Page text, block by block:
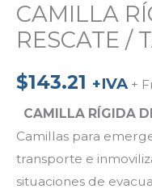
CAMILLA
RESCATE /
$143.21 +IVA +
CAMILLA RÍGIDA
Camillas para
transporte e
situaciones de